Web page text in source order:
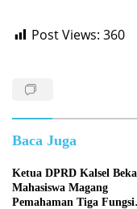
Post Views: 360
Baca Juga
Ketua DPRD Kalsel
Mahasiswa Magang
Pemahaman Tiga Fungsi